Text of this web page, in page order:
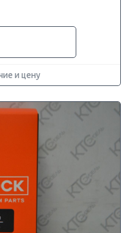
и цену